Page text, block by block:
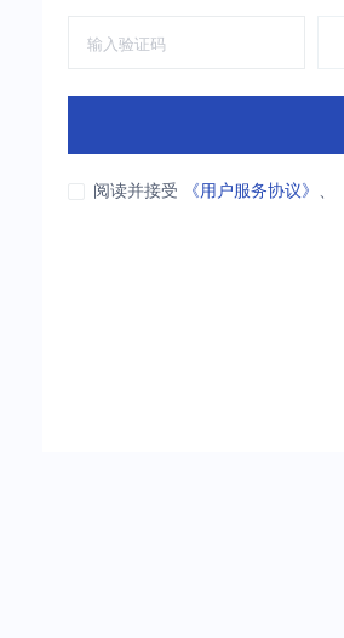
阅读并接受 《用户服务协议》 、